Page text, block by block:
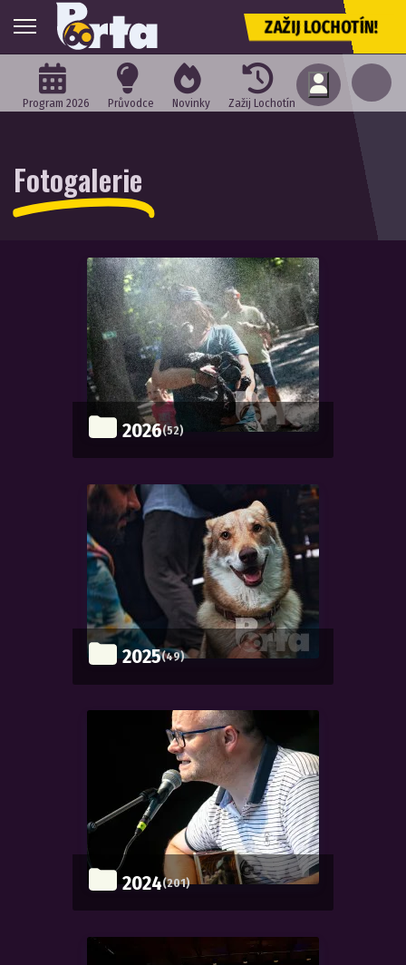
ZAŽIJ LOCHOTÍN!
Program 2026 Průvodce Novinky Zažij Lochotín
Fotogalerie
2026(52)
2025(49)
2024(201)